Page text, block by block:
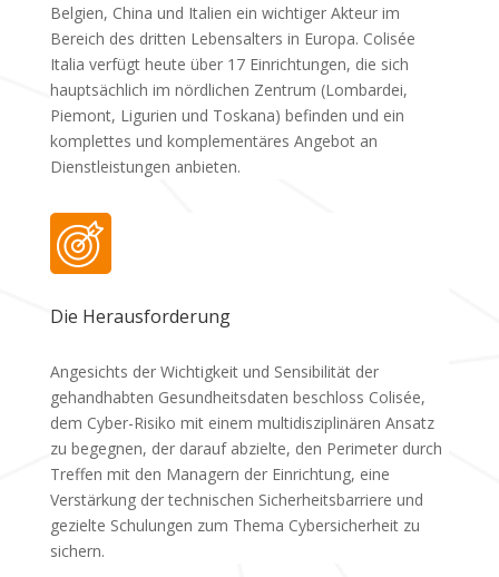
Belgien, China und Italien ein wichtiger Akteur im
Bereich des dritten Lebensalters in Europa. Colisée
Italia verfügt heute über 17 Einrichtungen, die sich
hauptsächlich im nördlichen Zentrum (Lombardei,
Piemont, Ligurien und Toskana) befinden und ein
komplettes und komplementäres Angebot an
Dienstleistungen anbieten.
Die Herausforderung
Angesichts der Wichtigkeit und Sensibilität der
gehandhabten Gesundheitsdaten beschloss Colisée,
dem Cyber-Risiko mit einem multidisziplinären Ansatz
zu begegnen, der darauf abzielte, den Perimeter durch
Treffen mit den Managern der Einrichtung, eine
Verstärkung der technischen Sicherheitsbarriere und
gezielte Schulungen zum Thema Cybersicherheit zu
sichern.